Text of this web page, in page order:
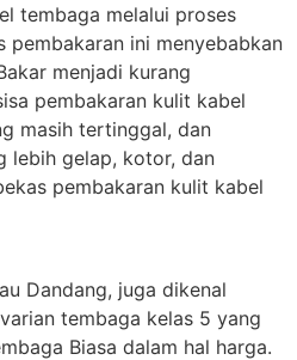
tembaga melalui proses
pembakaran ini menyebabkan
menjadi kurang
pembakaran kulit kabel
masih tertinggal, dan
lebih gelap, kotor, dan
pembakaran kulit kabel
Dandang, juga dikenal
tembaga kelas 5 yang
Biasa dalam hal harga.